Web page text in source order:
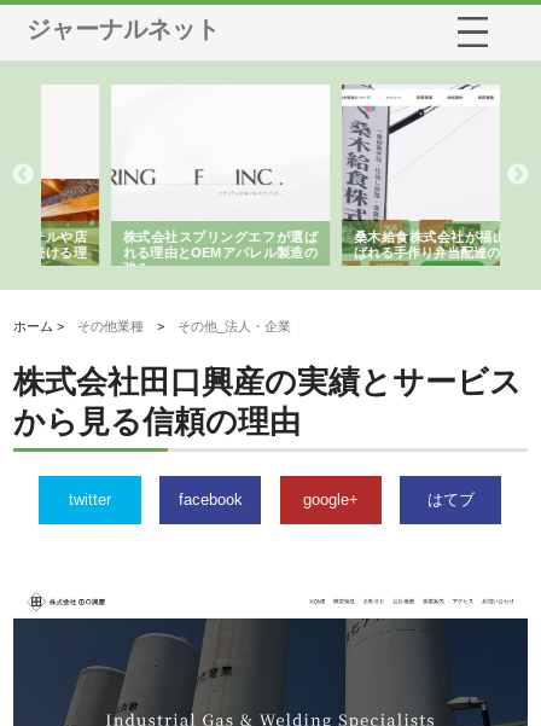
ジャーナルネット
株式会社スプリングエフが選ば
れる理由とOEMアパレル製造の
強み
桑木給食株式会社が福山市で選
ばれる手作り弁当配達の理由
ホーム > その他業種 > その他_法人・企業
株式会社田口興産の実績とサービス
から見る信頼の理由
twitter facebook google+ はてブ